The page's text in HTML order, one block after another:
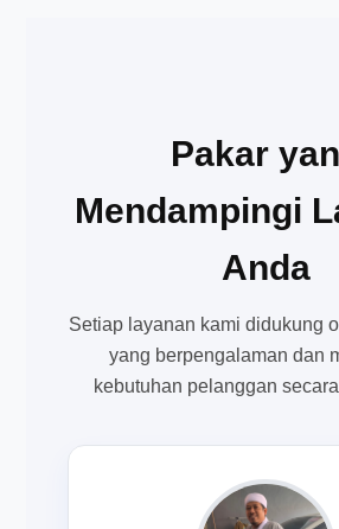
Pakar
Mendampingi
Anda
Setiap layanan kami didukung
yang berpengalaman dan
kebutuhan pelanggan